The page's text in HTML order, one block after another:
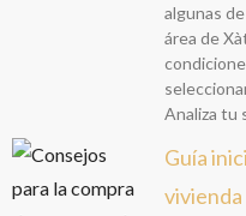
algunas
área de
Analiza tu
Guía
vivienda